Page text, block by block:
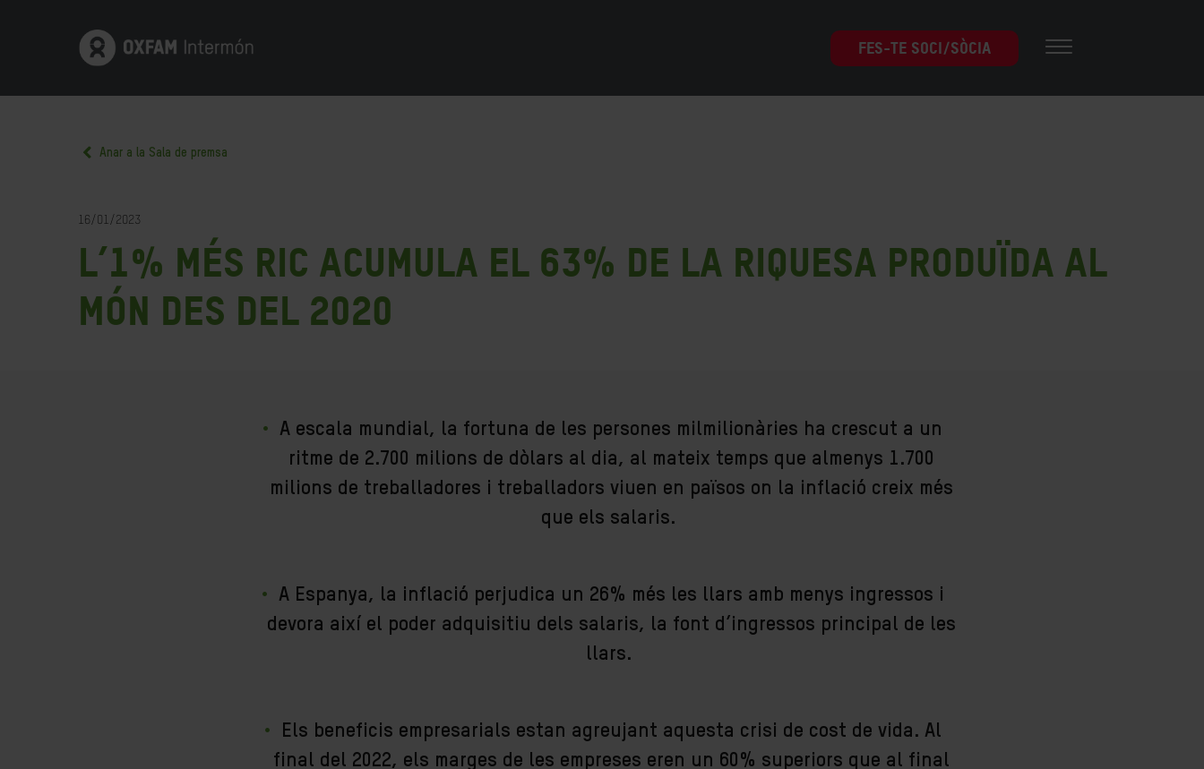
FES-TE SOCI/SÒCIA
Anar a la Sala de premsa
16/01/2023
L’1% més ric acumula el 63% de la riquesa produïda al
món des del 2020
A escala mundial, la fortuna de les persones milmilionàries ha crescut a un
ritme de 2.700 milions de dòlars al dia, al mateix temps que almenys 1.700
milions de treballadores i treballadors viuen en països on la inflació creix més
que els salaris.
A Espanya, la inflació perjudica un 26% més les llars amb menys ingressos i
devora així el poder adquisitiu dels salaris, la font d’ingressos principal de les
llars.
Els beneficis empresarials estan agreujant aquesta crisi de cost de vida. Al
final del 2022, els marges de les empreses eren un 60% superiors que al final